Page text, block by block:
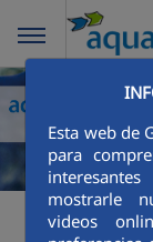
Esta web de
para
mostrarle
videos